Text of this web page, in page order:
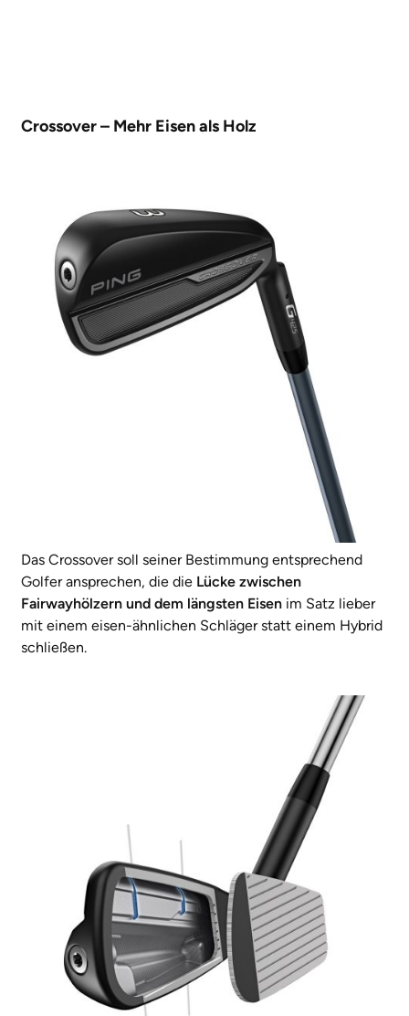
Crossover – Mehr Eisen als Holz
Das Crossover soll seiner Bestimmung entsprechend
Golfer ansprechen, die die Lücke zwischen
Fairwayhölzern und dem längsten Eisen im Satz lieber
mit einem eisen-ähnlichen Schläger statt einem Hybrid
schließen.